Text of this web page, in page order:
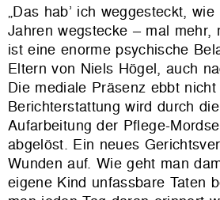
„Das hab’ ich weggesteckt,
Jahren wegstecke – mal mehr,
ist eine enorme psychische
Eltern von Niels Högel, auch
Die mediale Präsenz ebbt
Berichterstattung wird durch
Aufarbeitung der Pflege-
abgelöst. Ein neues
Wunden auf. Wie geht man
eigene Kind unfassbare Taten